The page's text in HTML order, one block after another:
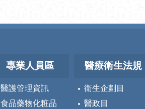
專業人員區
醫護管理資訊
食品藥物化粧品
醫療衛生法規
衛生企劃目
醫政目